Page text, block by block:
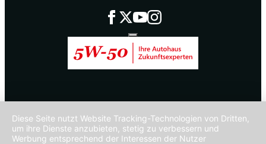
Diese Seite nutzt Website Tracking-Technologien von Dritten,
um ihre Dienste anzubieten, stetig zu verbessern und
Werbung entsprechend der Interessen der Nutzer